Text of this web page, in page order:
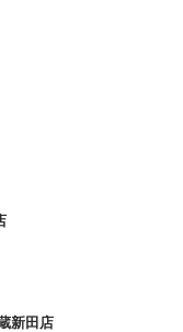
新田店